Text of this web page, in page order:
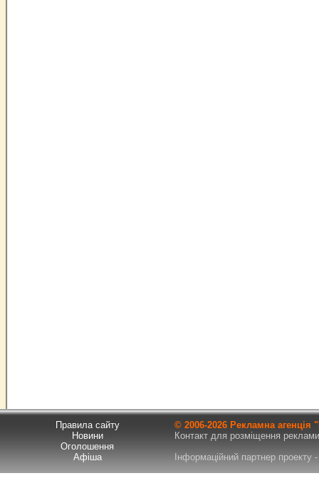
Правила сайту
Новини
Оголошення
Афіша
© 2006-2026 Рекламна
Контакт для розміщення
Інформаційний партнер проекту